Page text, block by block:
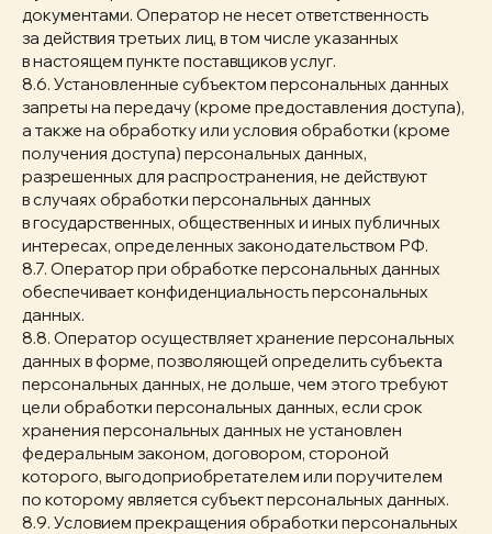
документами. Оператор не несет ответственность
за действия третьих лиц, в том числе указанных
в настоящем пункте поставщиков услуг.
8.6. Установленные субъектом персональных данных
запреты на передачу (кроме предоставления доступа),
а также на обработку или условия обработки (кроме
получения доступа) персональных данных,
разрешенных для распространения, не действуют
в случаях обработки персональных данных
в государственных, общественных и иных публичных
интересах, определенных законодательством РФ.
8.7. Оператор при обработке персональных данных
обеспечивает конфиденциальность персональных
данных.
8.8. Оператор осуществляет хранение персональных
данных в форме, позволяющей определить субъекта
персональных данных, не дольше, чем этого требуют
цели обработки персональных данных, если срок
хранения персональных данных не установлен
федеральным законом, договором, стороной
которого, выгодоприобретателем или поручителем
по которому является субъект персональных данных.
8.9. Условием прекращения обработки персональных